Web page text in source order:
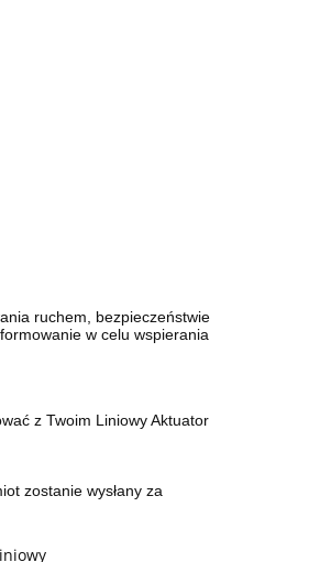
ruchem, bezpieczeństwie
w celu wspierania
z Twoim Liniowy Aktuator
zostanie wysłany za